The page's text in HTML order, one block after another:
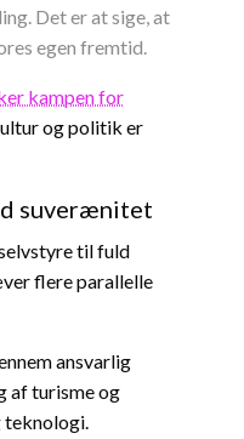
Det er at sige, at
egen fremtid.
kampen for
og politik er
suverænitet
til fuld
flere parallelle
ansvarlig
af turisme og
teknologi.